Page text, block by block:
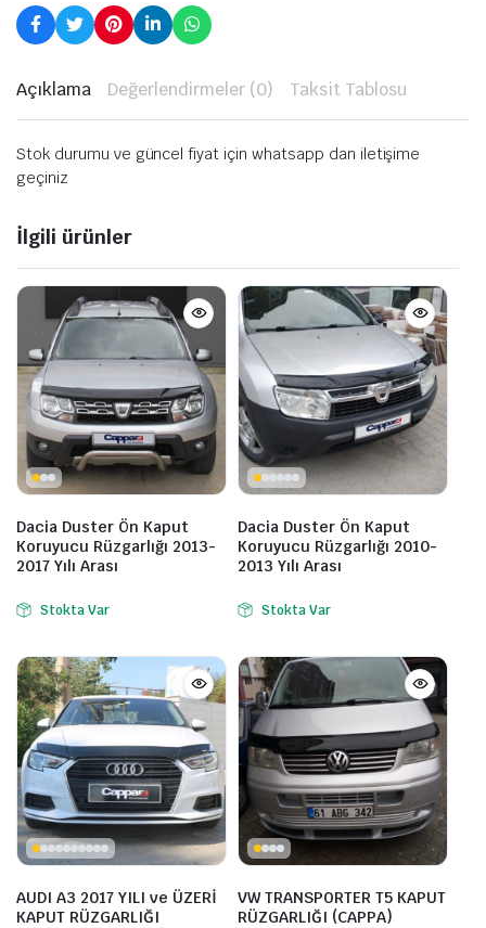
Açıklama Değerlendirmeler (0) Taksit Tablosu
Stok durumu ve güncel fiyat için whatsapp dan iletişime
geçiniz
İlgili ürünler
Dacia Duster Ön Kaput
Koruyucu Rüzgarlığı 2013-
2017 Yılı Arası
Stokta Var
Dacia Duster Ön Kaput
Koruyucu Rüzgarlığı 2010-
2013 Yılı Arası
Stokta Var
AUDI A3 2017 YILI ve ÜZERİ
KAPUT RÜZGARLIĞI
VW TRANSPORTER T5 KAPUT
RÜZGARLIĞI (CAPPA)